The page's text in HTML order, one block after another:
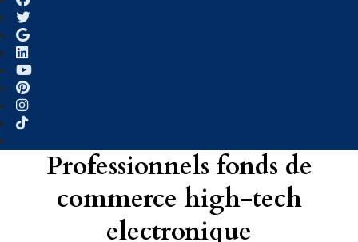
Professionnels fonds de
commerce high-tech
electronique